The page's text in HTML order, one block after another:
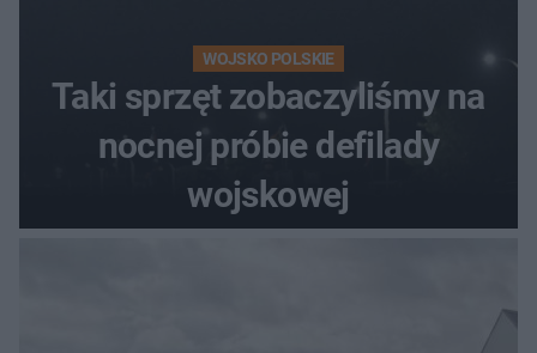
WOJSKO POLSKIE
Taki sprzęt zobaczyliśmy na
nocnej próbie defilady
wojskowej